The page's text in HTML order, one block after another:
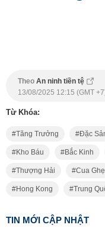
Theo An ninh tiền tệ
13/08/2025 12:15 (GMT
Từ Khóa:
Tăng Trưởng Đặc
Kho Báu Bắc Kinh
Thượng Hải Cua Ghẹ
Hong Kong Trung
TIN MỚI CẬP NHẬT